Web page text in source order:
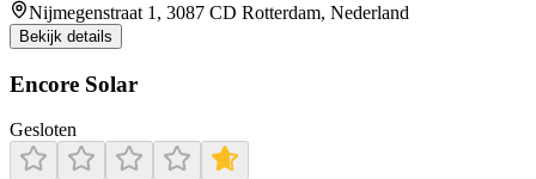
Nijmegenstraat 1, 3087 CD Rotterdam, Nederland
Bekijk details
Encore Solar
Gesloten